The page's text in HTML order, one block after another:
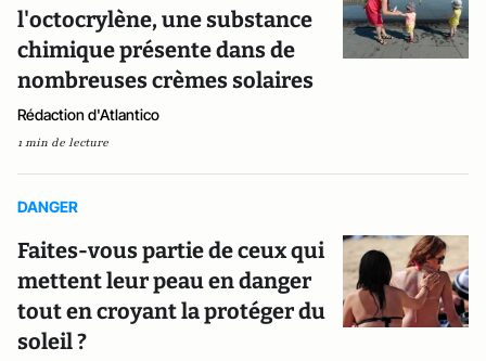
l'octocrylène, une substance
chimique présente dans de
nombreuses crèmes solaires
Rédaction d'Atlantico
1 min de lecture
DANGER
Faites-vous partie de ceux qui
mettent leur peau en danger
tout en croyant la protéger du
soleil ?